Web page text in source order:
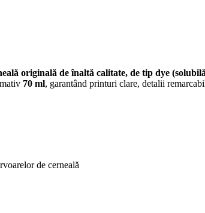
originală de înaltă calitate, de tip dye
70 ml, garantând printuri clare, detalii
de cerneală